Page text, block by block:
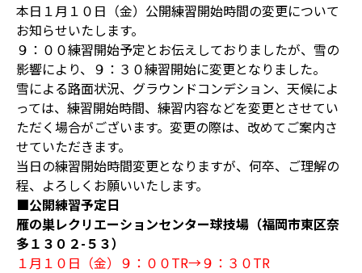
本日１月１０日（金）公開練習開始時間の変更について
お知らせいたします。
９：００練習開始予定とお伝えしておりましたが、雪の
影響により、９：３０練習開始に変更となりました。
雪による路面状況、グラウンドコンデション、天候によ
っては、練習開始時間、練習内容などを変更とさせてい
ただく場合がございます。変更の際は、改めてご案内さ
せていただきます。
当日の練習開始時間変更となりますが、何卒、ご理解の
程、よろしくお願いいたします。
■公開練習予定日
雁の巣レクリエーションセンター球技場（福岡市東区奈
多１３０２-５３）
１月１０日（金）９：００TR→９：３０TR